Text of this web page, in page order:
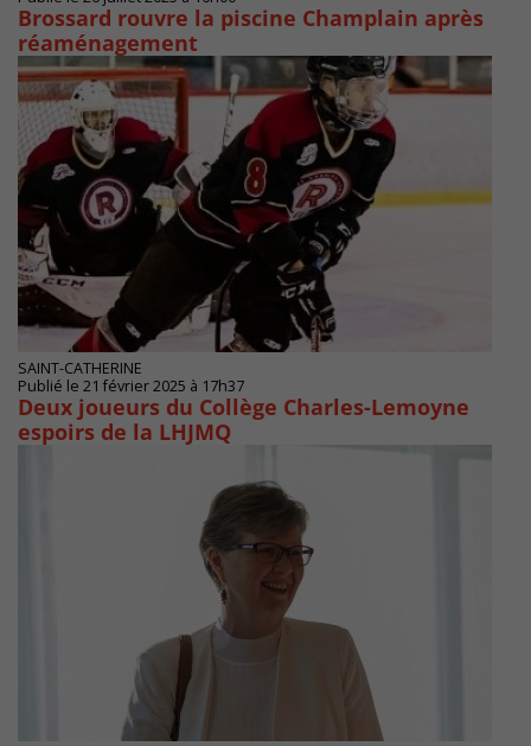
Brossard rouvre la piscine Champlain après
réaménagement
SAINT-CATHERINE
Publié le 21 février 2025 à 17h37
Deux joueurs du Collège Charles-Lemoyne
espoirs de la LHJMQ